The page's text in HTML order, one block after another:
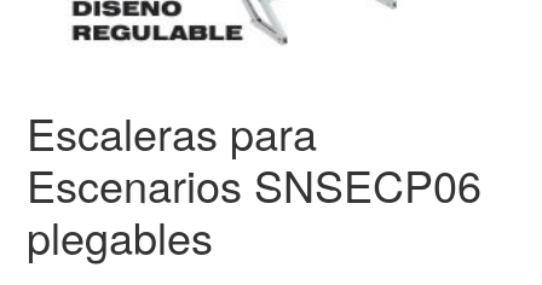
Escaleras para
Escenarios SNSECP06
plegables